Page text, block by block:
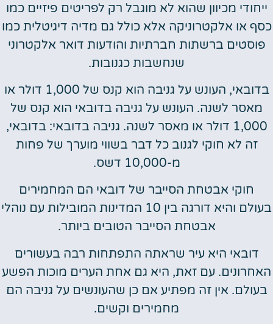
ייחודי מכיוון שהוא לא מוגבל רק לפריטים פיזיים כמו
כסף או אלקטרוניקה אלא כולל גם מדיה דיגיטלית כמו
פוסטים ברשתות חברתיות והודעות דואר אלקטרוני
שנחשבות כגנובות.
בדובאי, העונש על גניבה הוא קנס של 1,000 דולר או
מאסר לשנה. העונש על גניבה בדובאי הוא קנס של
1,000 דולר או מאסר לשנה. גניבה בדובאי: בדובאי,
זה לא חוקי לגנוב כל דבר בשווי מוערך של פחות
מ-10,000 דשס.
חוקי אבטחת הסייבר של דובאי הם המחמירים
בעולם והיא דורגה בין 10 המדינות המובילות עם נוהלי
אבטחת הסייבר הטובים ביותר.
דובאי היא עיר שראתה התפתחות רבה בעשורים
האחרונים. עם זאת, היא גם אחת הערים מוכות הפשע
בעולם. אין זה מפתיע אם כן שהעונשים על גניבה הם
מחמירים וקשים.